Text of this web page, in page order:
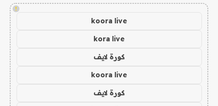
!
koora live
kora live
كورة لايف
koora live
كورة لايف